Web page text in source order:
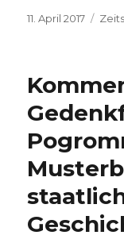
Veröffentlicht
11. April 2017